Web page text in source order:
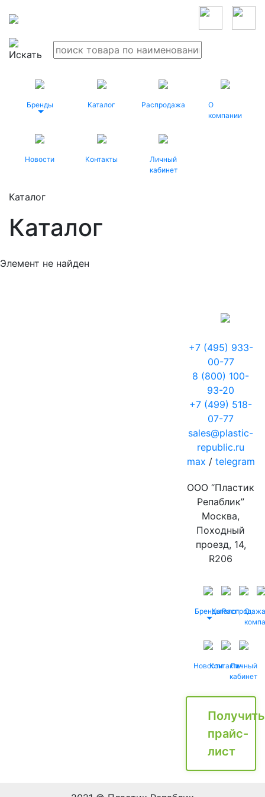
Бренды Каталог Распродажа
О
компании
Новости Контакты
Личный
кабинет
Каталог
Каталог
Элемент не найден
+7 (495) 933-
00-77
8 (800) 100-
93-20
+7 (499) 518-
07-77
sales@plastic-
republic.ru
max / telegram
ООО “Пластик
Репаблик”
Москва,
Походный
проезд, 14,
R206
БрендыКаталог
Распродажа
О
НовостиКонтактыЛичный
кабинет
Получить
прайс-
лист